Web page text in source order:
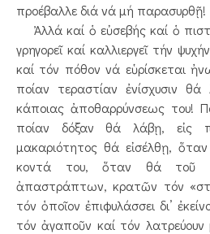
προέβαλλε διά νά μή παρασυρθῇ!
Ἀλλά καί ὁ εὐσεβής καί ὁ
γρηγορεῖ καί καλλιεργεῖ τήν
καί τόν πόθον νά εὑρίσκεται
ποίαν τεραστίαν ἐνίσχυσιν
κάποιας ἀποθαρρύνσεως του!
ποίαν δόξαν θά λάβῃ, εἰς
μακαριότητος θά εἰσέλθῃ,
κοντά του, ὅταν θά τοῦ
ἀπαστράπτων, κρατῶν τόν
τόν ὁποῖον ἐπιφυλάσσει δι’
τόν ἀγαποῦν καί τόν